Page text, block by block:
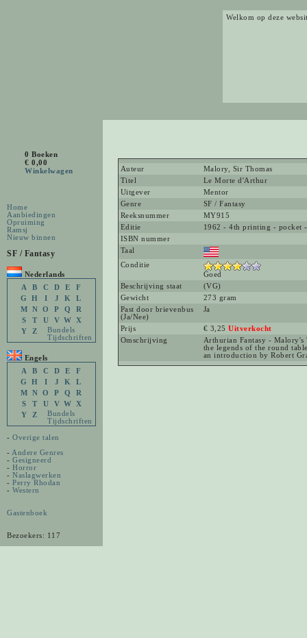
Welkom op deze
0 Boeken
€ 0,00
Winkelwagen
Home
Aanbiedingen
Opruiming
Ramsj
Nieuw binnen
SF / Fantasy
Nederlands
A
B C D E
F
G
H I J K
L
M
N O P Q
R
S
T U V W
X
Y
Z
Bundels
Tijdschriften
Engels
A
B C D E
F
G
H I J K
L
M
N O P Q
R
S
T U V W
X
Y
Z
Bundels
Tijdschriften
- Overige talen
- Andere Genres
- Gesigneerd
- Horror
- Naslagwerken
- Perry Rhodan
- Western
Gastenboek
Bezoekers: 117
Auteur
Malory, Sir Thomas
Titel
Le Morte d'Arthur
Uitgever
Mentor
Genre
SF / Fantasy
Reeksnummer
MY915
Editie
1962 - 4th printing - pocket
ISBN nummer
Taal
Conditie
Goed
Beschrijving staat
(VG)
Gewicht
273 gram
Past door brievenbus
(Ja/Nee)
Ja
Prijs € 3,25 Uitverkocht
Omschrijving
Arthurian Fantasy -
the legends of the round
an introduction by Robert